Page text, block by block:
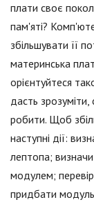
плати своє
пам'яті?
збільшувати її
материнська
орієнтуйтеся
дасть
робити. Щоб
наступні дії:
лептопа;
модулем;
придбати